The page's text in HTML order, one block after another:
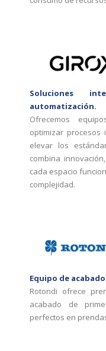
Soluciones
automatización.
Ofrecemos
optimizar procesos
elevar los
combina
cada espacio
complejidad.
Equipo de
Rotondi ofrece
acabado de
perfectos en